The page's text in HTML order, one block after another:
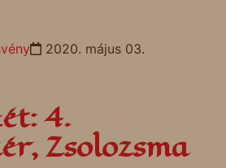
2020. május 03.
4.
Zsolozsma